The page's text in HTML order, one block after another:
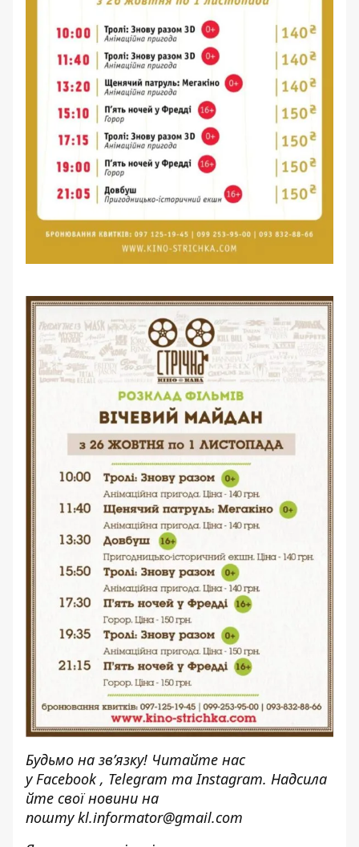
Будьмо на зв’язку! Читайте нас
уFacebook, Telegram таInstagram. Надсила
йте свої новини на
поштуkl.informator@gmail.com